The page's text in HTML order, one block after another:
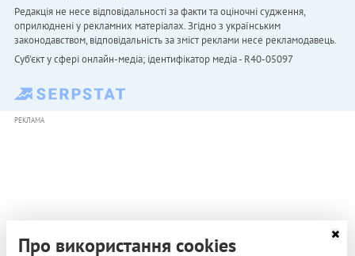
Редакція не несе відповідальності за факти та оціночні судження,
оприлюднені у рекламних матеріалах. Згідно з українським
законодавством, відповідальність за зміст реклами несе рекламодавець.
Cуб'єкт у сфері онлайн-медіа; ідентифікатор медіа - R40-05097
РЕКЛАМА
Про використання cookies